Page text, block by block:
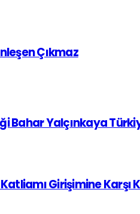
Çıkmaz
Bahar Yalçınkaya
Girişimine Karşı